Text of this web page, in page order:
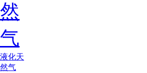
然
气
液化天
然气